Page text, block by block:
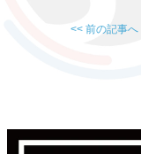
<< 前の記事へ